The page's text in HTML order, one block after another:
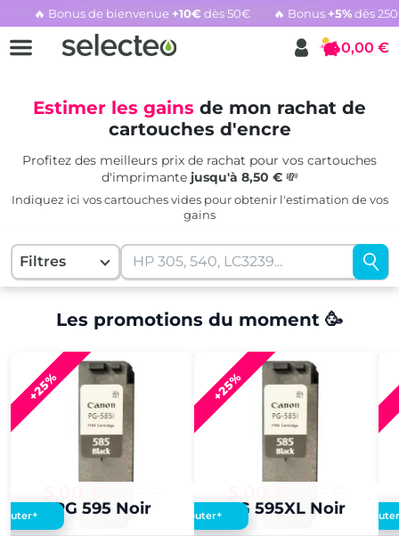
🔥 Bonus de bienvenue +10€ dès 50€ 🔥 Bonus +5%dès
Rachat cartouche vide, voir l'offre promotionnelle
Panier
0,00 €
Estimer les gains de mon rachat de
cartouches d'encre
Profitez des meilleurs prix de rachat pour vos cartouches
d'imprimante jusqu'à 8,50 €💸
Indiquez ici vos cartouches vides pour obtenir l'estimation de vos
gains
Filtres
Les promotions du moment 🥳
+25%
PG 595 Noir
+
+25%
PG 595XL Noir
Ajouter+